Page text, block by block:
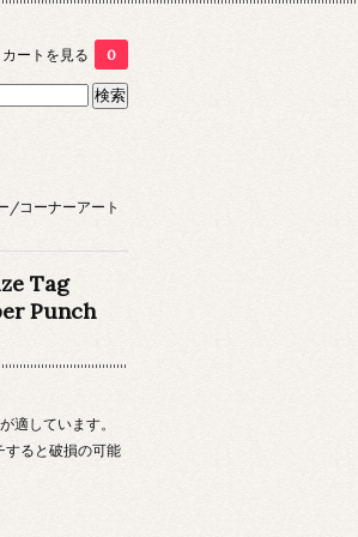
カートを見る 0
/コーナーアート
Tag
Punch
適しています。
すると破損の可能